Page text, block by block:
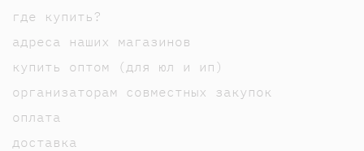
где купить?
адреса наших магазинов
купить оптом (для юл и ип)
организаторам совместных закупок
оплата
доставка